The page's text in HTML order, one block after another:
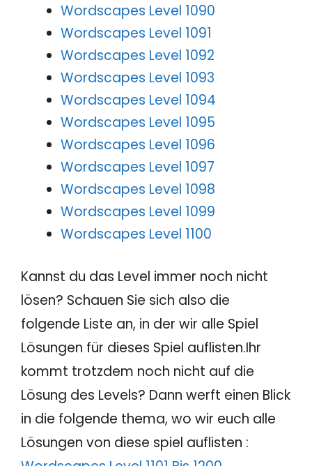
Wordscapes Level 1090
Wordscapes Level 1091
Wordscapes Level 1092
Wordscapes Level 1093
Wordscapes Level 1094
Wordscapes Level 1095
Wordscapes Level 1096
Wordscapes Level 1097
Wordscapes Level 1098
Wordscapes Level 1099
Wordscapes Level 1100
Kannst du das Level immer noch nicht
lösen? Schauen Sie sich also die
folgende Liste an, in der wir alle Spiel
Lösungen für dieses Spiel auflisten.Ihr
kommt trotzdem noch nicht auf die
Lösung des Levels? Dann werft einen Blick
in die folgende thema, wo wir euch alle
Lösungen von diese spiel auflisten :